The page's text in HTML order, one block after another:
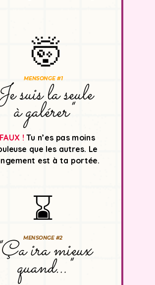
MENSONGE #1
suis la seule
à galérer"
!Tu n’es pas moins
que les autres. Le
est à ta portée.
🤯
"Ça ira mieux
quand…"
MENSONGE #2
⌛️